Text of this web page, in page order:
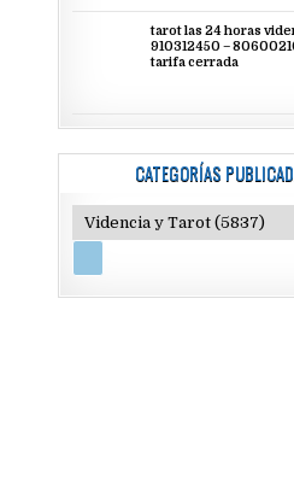
tarot las 24 horas
910312450 –
tarifa cerrada
CATEGORÍAS